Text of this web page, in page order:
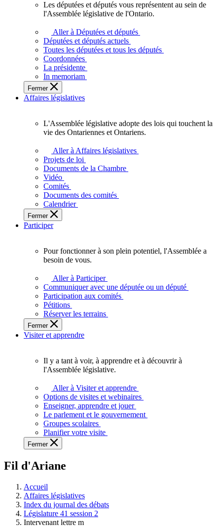
députés
vous
représentent
sein
de
l'Assemblée
législative
l'Ontario.
Les députées et députés vous représentent au sein de
l'Assemblée législative de l'Ontario.
Aller à Députées et députés
Députées et députés actuels
Toutes les députées et tous les députés
Coordonnées
La présidente
In memoriam
Fermer
Affaires législatives
L'Assemblée
adopte
touchent
des
Ontariennes
et
L'Assemblée législative adopte des lois qui touchent la
vie des Ontariennes et Ontariens.
Aller à Affaires législatives
Projets de loi
Documents de la Chambre
Vidéo
Comités
Documents des comités
Calendrier
Fermer
Participer
plein
potentiel,
l'Assemblée
a
besoin
de
Pour fonctionner à son plein potentiel, l'Assemblée a
besoin de vous.
Aller à Participer
Communiquer avec une députée ou un député
Participation aux comités
Pétitions
Réserver les terrains
Fermer
Visiter et apprendre
voir,
apprendre
et
à
à
législative.
Il y a tant à voir, à apprendre et à découvrir à
l'Assemblée législative.
Aller à Visiter et apprendre
Options de visites et webinaires
Enseigner, apprendre et jouer
Le parlement et le gouvernement
Groupes scolaires
Planifier votre visite
Fermer
Fil d'Ariane
Accueil
Affaires législatives
Index du journal des débats
Législature 41 session 2
Intervenant lettre m